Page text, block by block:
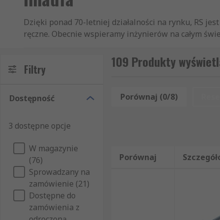
Dzięki ponad 70-letniej działalności na rynku, RS
ręczne. Obecnie wspieramy inżynierów na całym
traserskie, czy Szczęki do imadła i dociski. W
szybkie złożenie zamówienia przez internet,
będzie spełniać wszystkie Państwa oczekiwania.
tylko te artykuły z kategorii Imadła stołowe i
bezpośrednio przez RS, które stanowią część
błyskawicznie dostarczyć Państwu zamówiony
narzędzia jest o wiele szersza i obejmuje znacznie
Na naszej stronie internetowej mogą zapoznać się
takich działów jak: Narzędzia i Imadła i zaciski.
Filtry
Dostępność
3 dostępne opcje
W magazynie
(76)
Sprowadzany na
zamówienie (21)
Dostępne do
zamówienia z
109 Produkty
Porównaj (0/8)
Porównaj